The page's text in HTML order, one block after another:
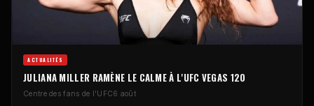
ACTUALITÉS
JULIANA MILLER RAMÈNE LE CALME À L'UFC VEGAS 120
Centre des fans de l'UFC6 août